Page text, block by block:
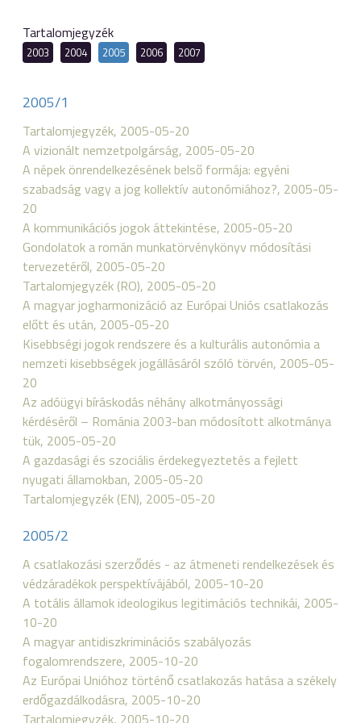
Tartalomjegyzék
2003 2004 2005 2006 2007
2005/1
Tartalomjegyzék, 2005-05-20
A vizionált nemzetpolgárság, 2005-05-20
A népek önrendelkezésének belső formája: egyéni
szabadság vagy a jog kollektív autonómiához?, 2005-05-
20
A kommunikációs jogok áttekintése, 2005-05-20
Gondolatok a román munkatörvénykönyv módosítási
tervezetéről, 2005-05-20
Tartalomjegyzék (RO), 2005-05-20
A magyar jogharmonizáció az Európai Uniós csatlakozás
előtt és után, 2005-05-20
Kisebbségi jogok rendszere és a kulturális autonómia a
nemzeti kisebbségek jogállásáról szóló törvén, 2005-05-
20
Az adóügyi bíráskodás néhány alkotmányossági
kérdéséről – Románia 2003-ban módosított alkotmánya
tük, 2005-05-20
A gazdasági és szociális érdekegyeztetés a fejlett
nyugati államokban, 2005-05-20
Tartalomjegyzék (EN), 2005-05-20
2005/2
A csatlakozási szerződés - az átmeneti rendelkezések és
védzáradékok perspektívájából, 2005-10-20
A totális államok ideologikus legitimációs technikái, 2005-
10-20
A magyar antidiszkriminációs szabályozás
fogalomrendszere, 2005-10-20
Az Európai Unióhoz történő csatlakozás hatása a székely
erdőgazdálkodásra, 2005-10-20
Tartalomjegyzék, 2005-10-20